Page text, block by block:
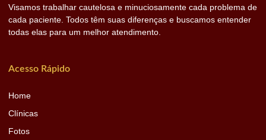
Visamos trabalhar cautelosa e minuciosamente cada problema de
cada paciente. Todos têm suas diferenças e buscamos entender
todas elas para um melhor atendimento.
Acesso Rápido
Home
Clínicas
Fotos